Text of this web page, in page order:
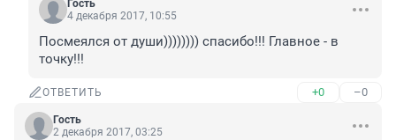
Гость
4 декабря 2017, 10:55
Посмеялся от души)))))))) спасибо!!! Главное - в
точку!!!
ОТВЕТИТЬ +0 –0
Гость
2 декабря 2017, 03:25